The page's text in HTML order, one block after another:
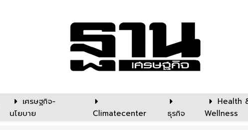
เศรษฐกิจ-
นโยบาย
Climatecenter ธุรกิจ
Health
Wellness